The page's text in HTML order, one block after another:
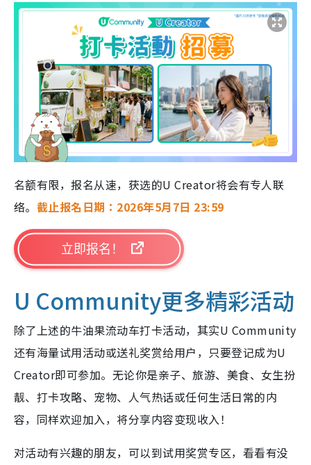
名额有限，报名从速，获选的U Creator将会有专人联
络。 截止报名日期：2026年5月7日 23:59
立即报名！
U Community更多精彩活动
除了上述的牛油果流动车打卡活动，其实U Community
还有海量试用活动或送礼奖赏给用户，只要登记成为U
Creator即可参加。无论你是亲子、旅游、美食、女生扮
靓、打卡攻略、宠物、人气热话或任何生活日常的内
容，同样欢迎加入，将分享内容变现收入！
对活动有兴趣的朋友，可以到试用奖赏专区，看看有没